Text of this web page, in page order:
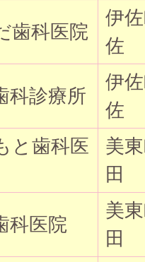
歯科医院
伊
佐
科診療所
伊
佐
と歯科医
美
田
科医院
美
田